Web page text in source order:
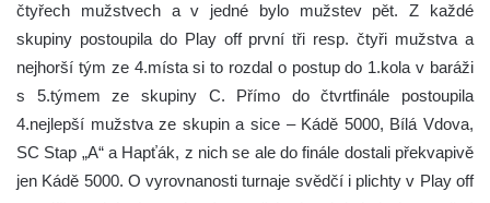
čtyřech mužstvech a v jedné bylo mužstev pět. Z každé
skupiny postoupila do Play off první tři resp. čtyři mužstva a
nejhorší tým ze 4.místa si to rozdal o postup do 1.kola v baráži
s 5.týmem ze skupiny C. Přímo do čtvrtfinále postoupila
4.nejlepší mužstva ze skupin a sice – Kádě 5000, Bílá Vdova,
SC Stap „A“ a Hapťák, z nich se ale do finále dostali překvapivě
jen Kádě 5000. O vyrovnanosti turnaje svědčí i plichty v Play off